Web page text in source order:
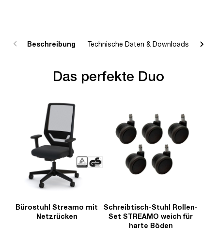
Beschreibung Technische Daten & Downloads
Das perfekte Duo
Bürostuhl Streamo mit
Netzrücken
Schreibtisch-Stuhl Rollen-
Set STREAMO weich für
harte Böden